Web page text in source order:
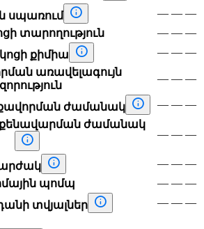
սպառում  — — —
տարողություն
— — —
քիմիա
 — — —
առավելագույն
— — —
ժամանակ  — — —
ժամանակ
 — — —
 — — —
պոմպ
— — —
տվյալներ
 — — —